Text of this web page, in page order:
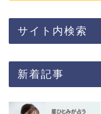
サイト内検索
新着記事